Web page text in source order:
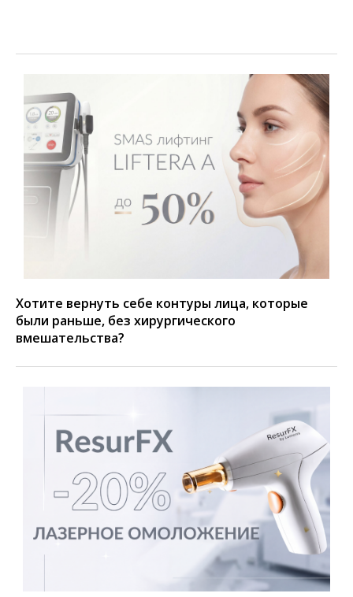
Хотите вернуть себе контуры лица, которые
были раньше, без хирургического
вмешательства?